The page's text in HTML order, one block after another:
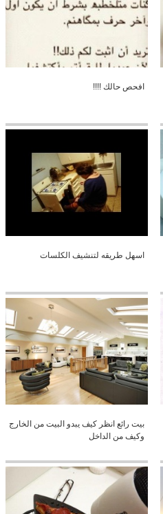
افحص حالك !!!!
اسهل طريقه لتنشيف الكلسات
بيت رائع انظر كيف يبدو البيت من الخارج
وكيف من الداخل